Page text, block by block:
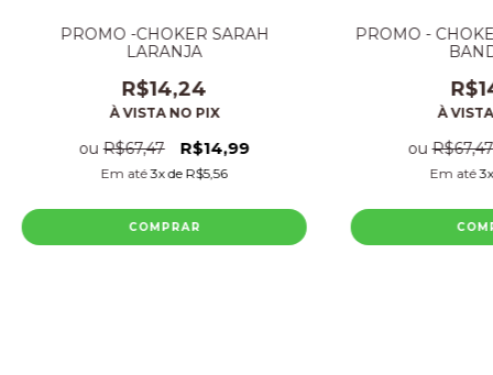
PROMO -CHOKER SARAH
LARANJA
R$14,24
À VISTA NO PIX
ou R$67,47 R$14,99
Em até3x de R$5,56
COMPRAR
PROMO -
À
ou R$67,47
Em até3